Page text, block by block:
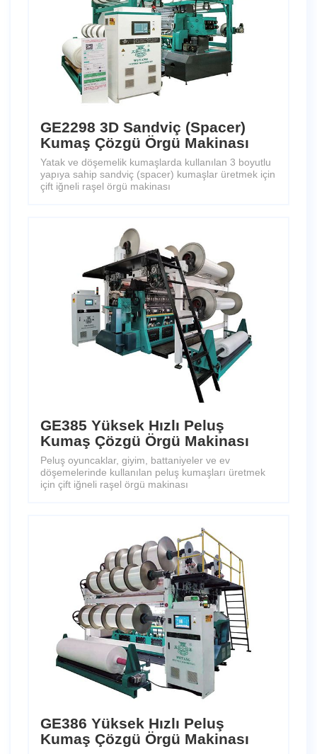
GE2298 3D Sandviç (Spacer)
Kumaş Çözgü Örgü Makinası
Yatak ve döşemelik kumaşlarda kullanılan 3 boyutlu
yapıya sahip sandviç (spacer) kumaşlar üretmek için
çift iğneli raşel örgü makinası
GE385 Yüksek Hızlı Peluş
Kumaş Çözgü Örgü Makinası
Peluş oyuncaklar, giyim, battaniyeler ve ev
döşemelerinde kullanılan peluş kumaşları üretmek
için çift iğneli raşel örgü makinası
GE386 Yüksek Hızlı Peluş
Kumaş Çözgü Örgü Makinası